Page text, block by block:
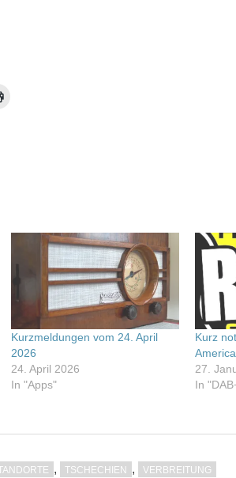
Kurzmeldungen vom 24. April
2026
24. April 2026
In "Apps"
Kurz
27.
In
, TSCHECHIEN , VERBREITUNG